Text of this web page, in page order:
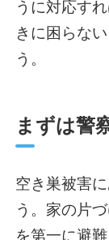
うに対応す
きに困らな
う。
まずは警
空き巣被害
う。家の片
を第一に避